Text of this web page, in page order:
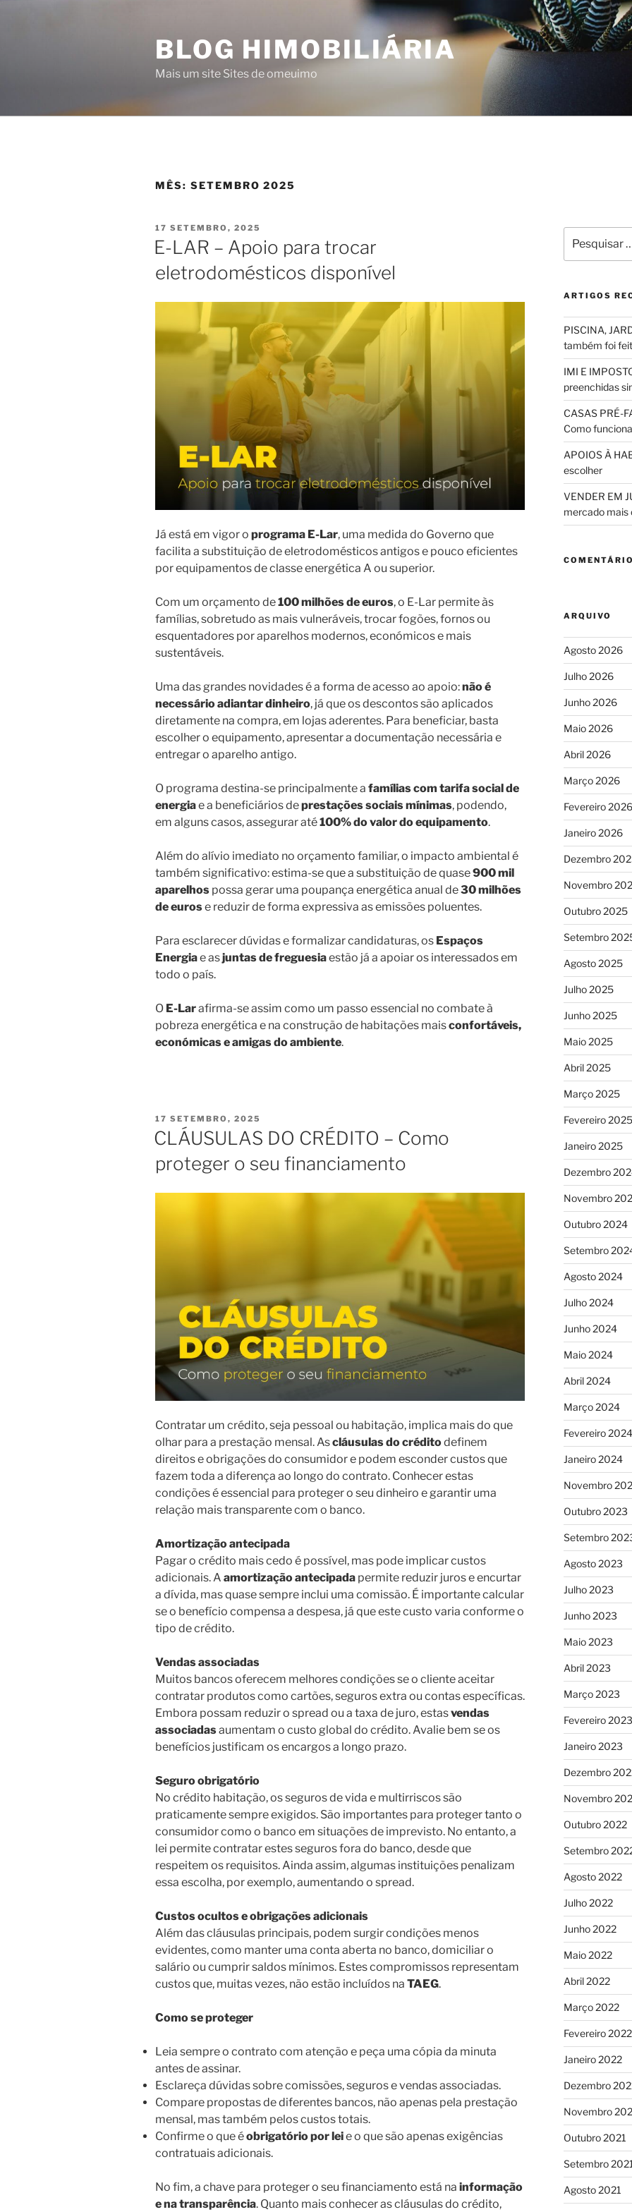
BLOG HIMOBILIÁRIA
Mais um site Sites de omeuimo
MÊS: SETEMBRO 2025
PUBLICADO
EM
17 SETEMBRO, 2025
E-LAR – Apoio para trocar
eletrodomésticos disponível
Já está em vigor o programa E-Lar, uma medida do Governo que
facilita a substituição de eletrodomésticos antigos e pouco eficientes
por equipamentos de classe energética A ou superior.
Com um orçamento de100 milhões de euros, o E-Lar permite às
famílias, sobretudo as mais vulneráveis, trocar fogões, fornos ou
esquentadores por aparelhos modernos, económicos e mais
sustentáveis.
Uma das grandes novidades é a forma de acesso ao apoio:não é
necessário adiantar dinheiro, já que os descontos são aplicados
diretamente na compra, em lojas aderentes. Para beneficiar, basta
escolher o equipamento, apresentar a documentação necessária e
entregar o aparelho antigo.
O programa destina-se principalmente a famílias com tarifa social de
energiae a beneficiários deprestações sociais mínimas, podendo,
em alguns casos, assegurar até100% do valor do equipamento.
Além do alívio imediato no orçamento familiar, o impacto ambiental é
também significativo: estima-se que a substituição de quase900 mil
aparelhos possa gerar uma poupança energética anual de30 milhões
de eurose reduzir de forma expressiva as emissões poluentes.
Para esclarecer dúvidas e formalizar candidaturas, os Espaços
Energiae asjuntas de freguesiaestão já a apoiar os interessados em
todo o país.
O E-Larafirma-se assim como um passo essencial no combate à
pobreza energética e na construção de habitações maisconfortáveis,
económicas e amigas do ambiente.
PUBLICADO
EM
17 SETEMBRO, 2025
CLÁUSULAS DO CRÉDITO – Como
proteger o seu financiamento
Contratar um crédito, seja pessoal ou habitação, implica mais do que
olhar para a prestação mensal. Ascláusulas do créditodefinem
direitos e obrigações do consumidor e podem esconder custos que
fazem toda a diferença ao longo do contrato. Conhecer estas
condições é essencial para proteger o seu dinheiro e garantir uma
relação mais transparente com o banco.
Amortização antecipada
Pagar o crédito mais cedo é possível, mas pode implicar custos
adicionais. A amortização antecipada permite reduzir juros e encurtar
a dívida, mas quase sempre inclui uma comissão. É importante calcular
se o benefício compensa a despesa, já que este custo varia conforme o
tipo de crédito.
Vendas associadas
Muitos bancos oferecem melhores condições se o cliente aceitar
contratar produtos como cartões, seguros extra ou contas específicas.
Embora possam reduzir o spread ou a taxa de juro, estasvendas
associadasaumentam o custo global do crédito. Avalie bem se os
benefícios justificam os encargos a longo prazo.
Seguro obrigatório
No crédito habitação, os seguros de vida e multirriscos são
praticamente sempre exigidos. São importantes para proteger tanto o
consumidor como o banco em situações de imprevisto. No entanto, a
lei permite contratar estes seguros fora do banco, desde que
respeitem os requisitos. Ainda assim, algumas instituições penalizam
essa escolha, por exemplo, aumentando o spread.
Custos ocultos e obrigações adicionais
Além das cláusulas principais, podem surgir condições menos
evidentes, como manter uma conta aberta no banco, domiciliar o
salário ou cumprir saldos mínimos. Estes compromissos representam
custos que, muitas vezes, não estão incluídos na TAEG.
Como se proteger
Leia sempre o contrato com atenção e peça uma cópia da minuta
antes de assinar.
Esclareça dúvidas sobre comissões, seguros e vendas associadas.
Compare propostas de diferentes bancos, não apenas pela prestação
mensal, mas também pelos custos totais.
Confirme o que éobrigatório por leie o que são apenas exigências
contratuais adicionais.
No fim, a chave para proteger o seu financiamento está na informação
e na transparência. Quanto mais conhecer as cláusulas do crédito,
por:
ARTIGOS
PISCINA,
também foi
IMI E
preenchidas
CASAS PRÉ-
Como
APOIOS À
escolher
VENDER EM
mercado mais
ARQUIVO
Agosto 2026
Julho 2026
Junho 2026
Maio 2026
Abril 2026
Março 2026
Fevereiro 2026
Janeiro 2026
Dezembro
Novembro
Outubro 2025
Setembro
Agosto 2025
Julho 2025
Junho 2025
Maio 2025
Abril 2025
Março 2025
Fevereiro 2025
Janeiro 2025
Dezembro
Novembro
Outubro 2024
Setembro
Agosto 2024
Julho 2024
Junho 2024
Maio 2024
Abril 2024
Março 2024
Fevereiro 2024
Janeiro 2024
Novembro
Outubro 2023
Setembro
Agosto 2023
Julho 2023
Junho 2023
Maio 2023
Abril 2023
Março 2023
Fevereiro 2023
Janeiro 2023
Dezembro
Novembro
Outubro 2022
Setembro
Agosto 2022
Julho 2022
Junho 2022
Maio 2022
Abril 2022
Março 2022
Fevereiro 2022
Janeiro 2022
Dezembro
Novembro
Outubro 2021
Setembro 2021
Agosto 2021